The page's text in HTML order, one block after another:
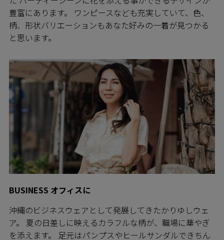
豊富にあります。 ワンピースなども充実していて、色、
柄、形状バリエーションもあなた好みの一着が見つかる
と思います。
BUSINESS オフィスに
沖縄のビジネスウェアとして発展してきたかりゆしウェ
ア。 夏の日差しに映えるカラフルな柄が、職場に華やぎ
を添えます。 足元はパンプスやヒールサンダルできちん